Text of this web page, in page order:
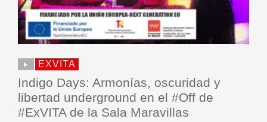
EXVITA
Indigo Days: Armonías, oscuridad y
libertad underground en el #Off de
#ExVITA de la Sala Maravillas